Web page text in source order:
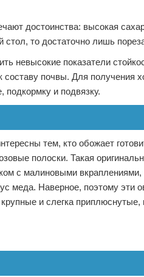
достоинства: высокая
то достаточно лишь
невысокие показатели
почвы. Для получения
подкормку и подвязку.
тем, кто обожает
полоски. Такая
с малиновыми
меда. Наверное, поэтому эти
и слегка приплюснутые,